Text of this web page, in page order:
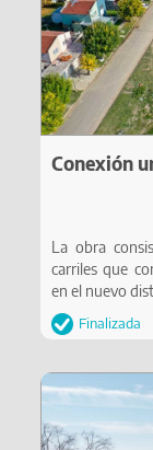
Conexión
La obra
carriles que
en el nuevo
Finalizada